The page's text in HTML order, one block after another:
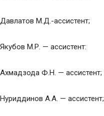
Давлатов М.Д.-ассистент;
Якубов М.Р. — ассистент:
Ахмадзода Ф.Н. — ассистент;
Нуриддинов А.А. — ассистент;